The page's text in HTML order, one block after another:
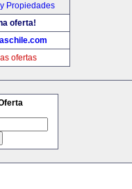
Propiedades
oferta!
ofertas